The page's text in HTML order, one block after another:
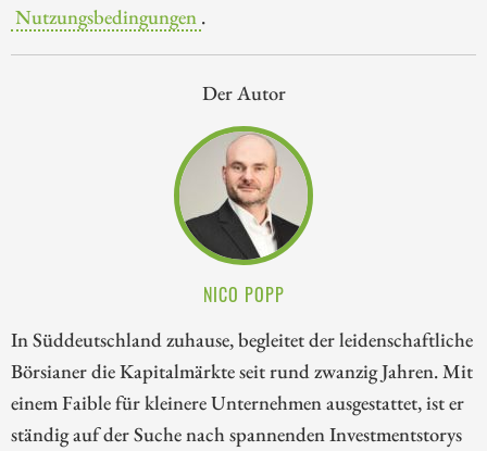
Nutzungsbedingungen .
Der Autor
NICO POPP
In Süddeutschland zuhause, begleitet der leidenschaftliche
Börsianer die Kapitalmärkte seit rund zwanzig Jahren. Mit
einem Faible für kleinere Unternehmen ausgestattet, ist er
ständig auf der Suche nach spannenden Investmentstorys